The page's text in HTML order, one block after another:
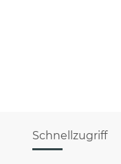
Schnellzugriff